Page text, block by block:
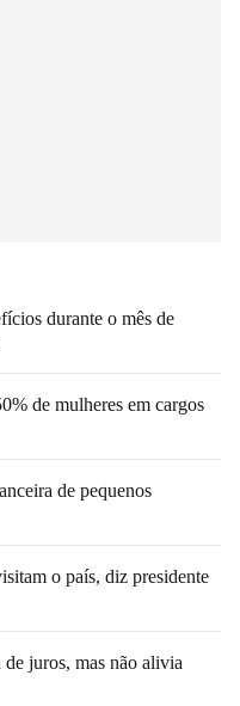
durante o mês de
de mulheres em cargos
de pequenos
o país, diz presidente
juros, mas não alivia